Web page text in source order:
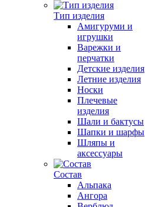
Тип изделия
Амигуруми и
игрушки
Варежки и
перчатки
Детские изделия
Летние изделия
Носки
Плечевые
изделия
Шали и бактусы
Шапки и шарфы
Шляпы и
аксессуары
Состав
Альпака
Ангора